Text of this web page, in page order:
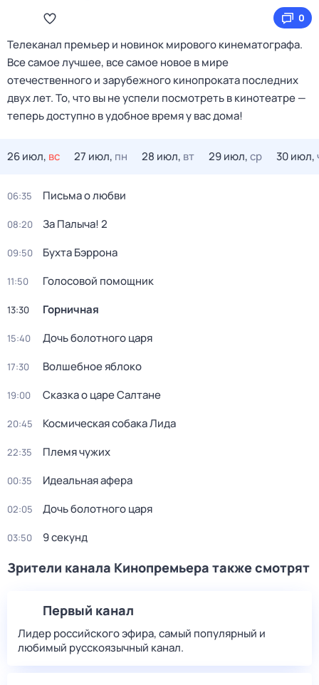
0
Телеканал премьер и новинок мирового кинематографа.
Все самое лучшее, все самое новое в мире
отечественного и зарубежного кинопроката последних
двух лет. То, что вы не успели посмотреть в кинотеатре —
теперь доступно в удобное время у вас дома!
26 июл, вс 27 июл, пн 28 июл, вт 29 июл,ср 30 июл,
06:35 Письма о любви
08:20 За Палыча! 2
09:50 Бухта Бэррона
11:50 Голосовой помощник
13:30 Горничная
15:40 Дочь болотного царя
17:30 Волшебное яблоко
19:00 Сказка о царе Салтане
20:45 Космическая собака Лида
22:35 Племя чужих
00:35 Идеальная афера
02:05 Дочь болотного царя
03:50 9 секунд
Зрители канала Кинопремьера также смотрят
Первый канал
Лидер российского эфира, самый популярный и
любимый русскоязычный канал.